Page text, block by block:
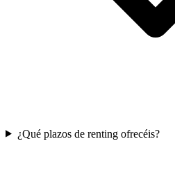
¿Qué plazos de renting ofrecéis?